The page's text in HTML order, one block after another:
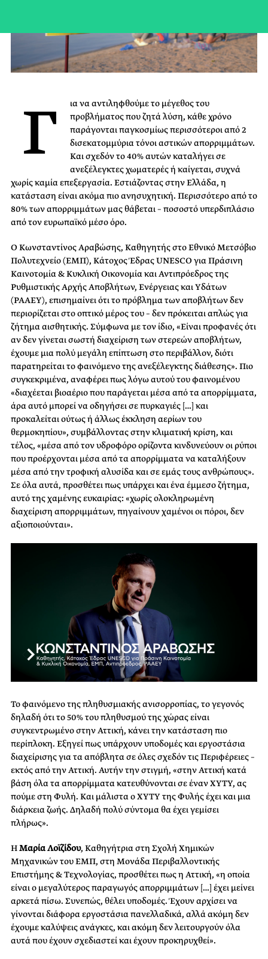
Γ
ια να αντιληφθούμε το μέγεθος του
προβλήματος που ζητά λύση, κάθε χρόνο
παράγονται παγκοσμίως περισσότεροι από 2
δισεκατομμύρια τόνοι αστικών απορριμμάτων.
Και σχεδόν το 40% αυτών καταλήγει σε
ανεξέλεγκτες χωματερές ή καίγεται, συχνά
χωρίς καμία επεξεργασία. Εστιάζοντας στην Ελλάδα, η
κατάσταση είναι ακόμα πιο ανησυχητική. Περισσότερο από το
80% των απορριμμάτων μας θάβεται – ποσοστό υπερδιπλάσιο
από τον ευρωπαϊκό μέσο όρο.
Ο Κωνσταντίνος Αραβώσης, Καθηγητής στο Εθνικό Μετσόβιο
Πολυτεχνείο (ΕΜΠ), Κάτοχος Έδρας UNESCO για Πράσινη
Καινοτομία & Κυκλική Οικονομία και Αντιπρόεδρος της
Ρυθμιστικής Αρχής Αποβλήτων, Ενέργειας και Υδάτων
(ΡΑΑΕΥ), επισημαίνει ότι το πρόβλημα των αποβλήτων δεν
περιορίζεται στο οπτικό μέρος του – δεν πρόκειται απλώς για
ζήτημα αισθητικής. Σύμφωνα με τον ίδιο, «Είναι προφανές ότι
αν δεν γίνεται σωστή διαχείριση των στερεών αποβλήτων,
έχουμε μια πολύ μεγάλη επίπτωση στο περιβάλλον, διότι
παρατηρείται το φαινόμενο της ανεξέλεγκτης διάθεσης». Πιο
συγκεκριμένα, αναφέρει πως λόγω αυτού του φαινομένου
«διαχέεται βιοαέριο που παράγεται μέσα από τα απορρίμματα,
άρα αυτό μπορεί να οδηγήσει σε πυρκαγιές […] και
προκαλείται ούτως ή άλλως έκκληση αερίων του
θερμοκηπίου», συμβάλλοντας στην κλιματική κρίση, και
τέλος, «μέσα από τον υδροφόρο ορίζοντα κινδυνεύουν οι ρύποι
που προέρχονται μέσα από τα απορρίμματα να καταλήξουν
μέσα από την τροφική αλυσίδα και σε εμάς τους ανθρώπους».
Σε όλα αυτά, προσθέτει πως υπάρχει και ένα έμμεσο ζήτημα,
αυτό της χαμένης ευκαιρίας: «χωρίς ολοκληρωμένη
διαχείριση απορριμμάτων, πηγαίνουν χαμένοι οι πόροι, δεν
αξιοποιούνται».
Το φαινόμενο της πληθυσμιακής ανισορροπίας, το γεγονός
δηλαδή ότι το 50% του πληθυσμού της χώρας είναι
συγκεντρωμένο στην Αττική, κάνει την κατάσταση πιο
περίπλοκη. Εξηγεί πως υπάρχουν υποδομές και εργοστάσια
διαχείρισης για τα απόβλητα σε όλες σχεδόν τις Περιφέρειες –
εκτός από την Αττική. Αυτήν την στιγμή, «στην Αττική κατά
βάση όλα τα απορρίμματα κατευθύνονται σε έναν ΧΥΤΥ, ας
πούμε στη Φυλή. Και μάλιστα ο ΧΥΤΥ της Φυλής έχει και μια
διάρκεια ζωής. Δηλαδή πολύ σύντομα θα έχει γεμίσει
πλήρως».
ΗΜαρίαΛοϊζίδου, Καθηγήτρια στη Σχολή Χημικών
Μηχανικών του ΕΜΠ, στη Μονάδα Περιβαλλοντικής
Επιστήμης & Τεχνολογίας, προσθέτει πως η Αττική, «η οποία
είναι ο μεγαλύτερος παραγωγός απορριμμάτων […] έχει μείνει
αρκετά πίσω. Συνεπώς, θέλει υποδομές. Έχουν αρχίσει να
γίνονται διάφορα εργοστάσια πανελλαδικά, αλλά ακόμη δεν
έχουμε καλύψεις ανάγκες, και ακόμη δεν λειτουργούν όλα
αυτά που έχουν σχεδιαστεί και έχουν προκηρυχθεί».